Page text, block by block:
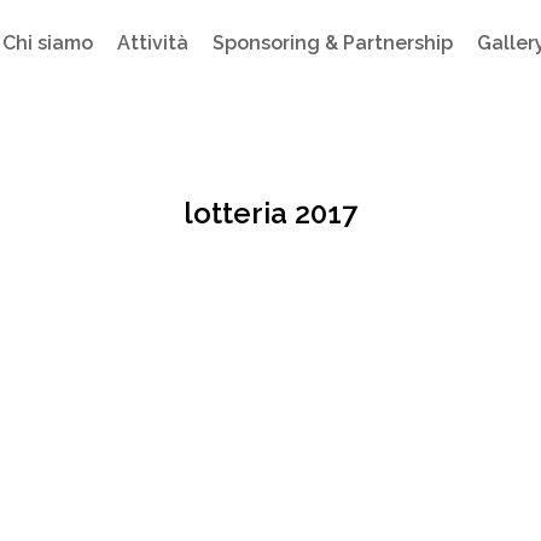
Chi siamo Attività Sponsoring & Partnership
lotteria 2017